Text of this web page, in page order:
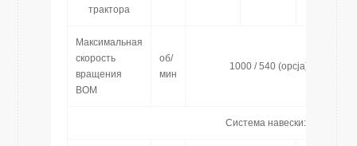
трактора
Максимальная
скорость
вращения
ВОМ
об/
мин
1000 / 540 (opcja)
Система навески: